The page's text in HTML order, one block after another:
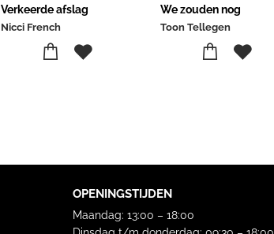
Verkeerde afslag
Nicci French
We zouden nog
Toon Tellegen
OPENINGSTIJDEN
Maandag: 13:00 – 18:00